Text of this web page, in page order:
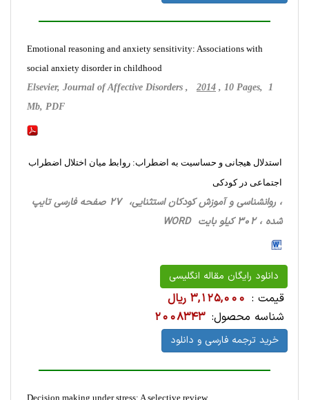
Emotional reasoning and anxiety sensitivity: Associations with
social anxiety disorder in childhood
Elsevier, Journal of Affective Disorders , 2014 , 10 Pages, 1
Mb, PDF
استدلال هیجانی و حساسیت به اضطراب: روابط میان اختلال اضطراب
اجتماعی در کودکی
، روانشناسی‌ و آموزش‌ کودکان ‌استثنایی، 27 صفحه فارسی تایپ
شده ، 302 کیلو بایت WORD
دانلود رایگان مقاله انگلیسی
قیمت : 3,125,000 ریال
شناسه محصول: 2008343
خرید ترجمه فارسی و دانلود
Decision making under stress: A selective review